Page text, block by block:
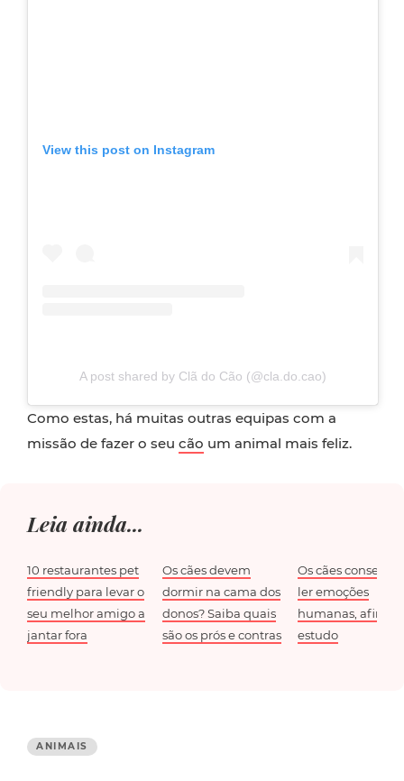
View this post on Instagram
A post shared by Clã do Cão (@cla.do.cao)
Como estas, há muitas outras equipas com a
missão de fazer o seu cão um animal mais feliz.
Leia ainda...
10 restaurantes pet
friendly para levar o
seu melhor amigo a
jantar fora
Os cães devem
dormir na cama dos
donos? Saiba quais
são os prós e contras
Os cães
ler emoções
humanas, afirma
estudo
ANIMAIS